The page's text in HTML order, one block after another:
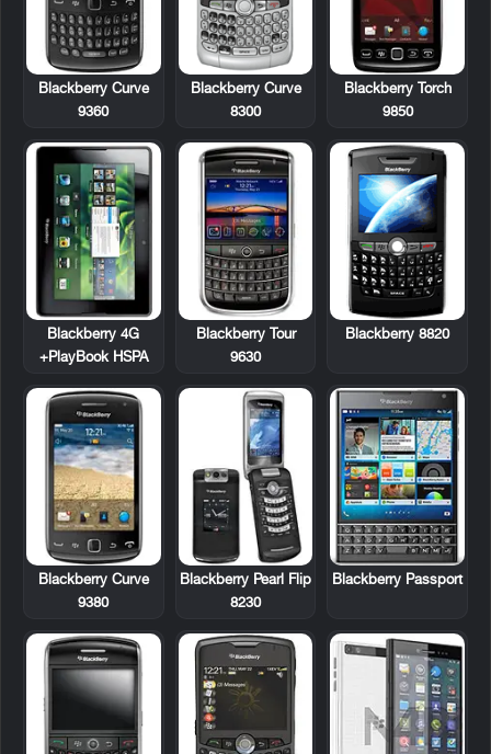
Blackberry Torch
9850
Blackberry Curve
8300
Blackberry Curve
9360
Blackberry 8820
Blackberry Tour
9630
Blackberry 4G
PlayBook HSPA+
Blackberry Passport
Blackberry Pearl Flip
8230
Blackberry Curve
9380